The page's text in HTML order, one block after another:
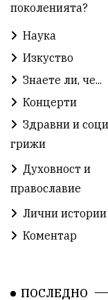
Безплатни
Зелена Енергия
Книги
Ден на
Детски градини
Разрушеното
Избори 2026
едрогабаритни
поколенията?
Наука
Изкуство
Знаете ли, че...
Концерти
Здравни и
грижи
Духовност и
православие
Лични истории
Коментар
ПОСЛЕДНО